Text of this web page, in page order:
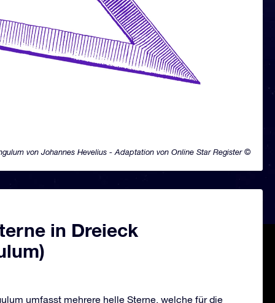
von Johannes Hevelius - Adaptation von Online Star Register ©
in Dreieck
umfasst mehrere helle Sterne, welche für die